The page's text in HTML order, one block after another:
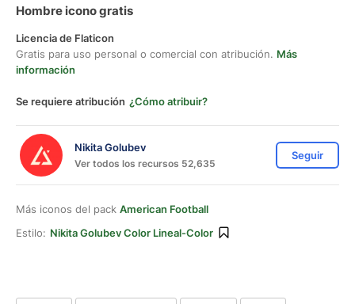
Hombre icono gratis
Licencia de Flaticon
Gratis para uso personal o comercial con atribución. Más
información
Se requiere atribución ¿Cómo atribuir?
Nikita Golubev
Ver todos los recursos 52,635
Seguir
Más iconos del pack American Football
Estilo: Nikita Golubev Color Lineal-Color